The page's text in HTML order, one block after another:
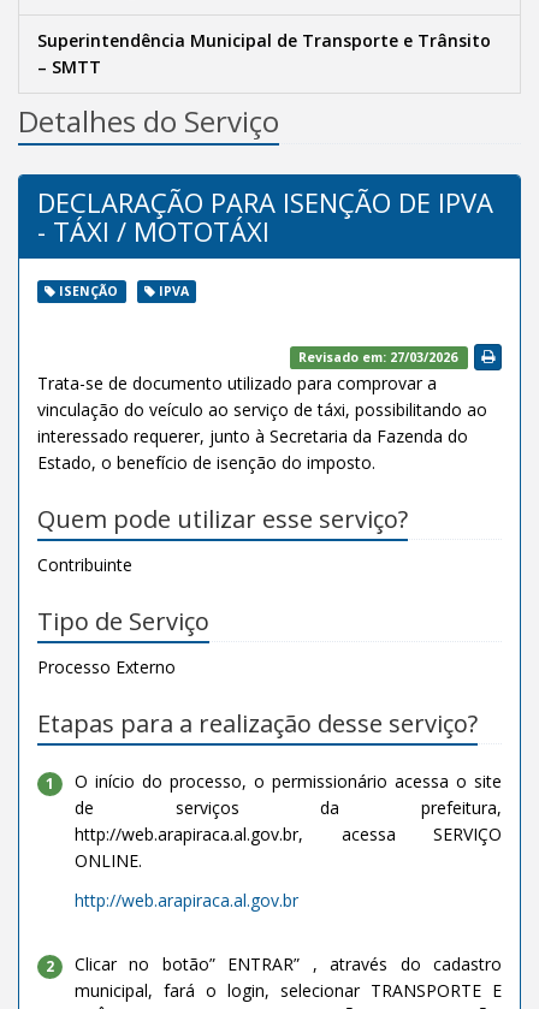
Superintendência Municipal de Transporte e Trânsito
– SMTT
Detalhes do Serviço
DECLARAÇÃO PARA ISENÇÃO DE IPVA
- TÁXI / MOTOTÁXI
ISENÇÃO IPVA
Revisado em: 27/03/2026
Trata-se de documento utilizado para comprovar a
vinculação do veículo ao serviço de táxi, possibilitando ao
interessado requerer, junto à Secretaria da Fazenda do
Estado, o benefício de isenção do imposto.
Quem pode utilizar esse serviço?
Contribuinte
Tipo de Serviço
Processo Externo
Etapas para a realização desse serviço?
1
O início do processo, o permissionário acessa o site
de serviços da prefeitura,
http://web.arapiraca.al.gov.br, acessa SERVIÇO
ONLINE.
http://web.arapiraca.al.gov.br
2
Clicar no botão” ENTRAR” , através do cadastro
municipal, fará o login, selecionar TRANSPORTE E